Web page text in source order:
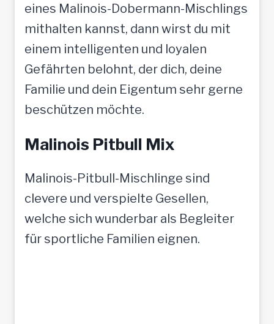
eines Malinois-Dobermann-Mischlings
mithalten kannst, dann wirst du mit
einem intelligenten und loyalen
Gefährten belohnt, der dich, deine
Familie und dein Eigentum sehr gerne
beschützen möchte.
Malinois Pitbull Mix
Malinois-Pitbull-Mischlinge sind
clevere und verspielte Gesellen,
welche sich wunderbar als Begleiter
für sportliche Familien eignen.